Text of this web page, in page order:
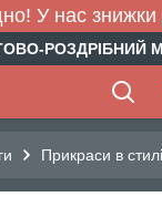
У нас
Прикраси в